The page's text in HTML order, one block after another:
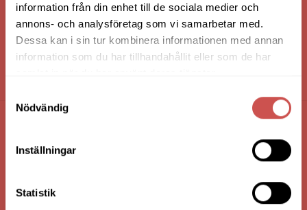
information från din enhet till de sociala medier och
annons- och analysföretag som vi samarbetar med.
Dessa kan i sin tur kombinera informationen med annan
information som du har tillhandahållit eller som de har
Nödvändig
Inställningar
Statistik
363 44 Lammhult